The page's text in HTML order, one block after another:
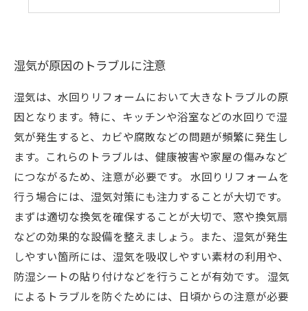
湿気が原因のトラブルに注意
湿気は、水回りリフォームにおいて大きなトラブルの原
因となります。特に、キッチンや浴室などの水回りで湿
気が発生すると、カビや腐敗などの問題が頻繁に発生し
ます。これらのトラブルは、健康被害や家屋の傷みなど
につながるため、注意が必要です。 水回りリフォームを
行う場合には、湿気対策にも注力することが大切です。
まずは適切な換気を確保することが大切で、窓や換気扇
などの効果的な設備を整えましょう。また、湿気が発生
しやすい箇所には、湿気を吸収しやすい素材の利用や、
防湿シートの貼り付けなどを行うことが有効です。 湿気
によるトラブルを防ぐためには、日頃からの注意が必要